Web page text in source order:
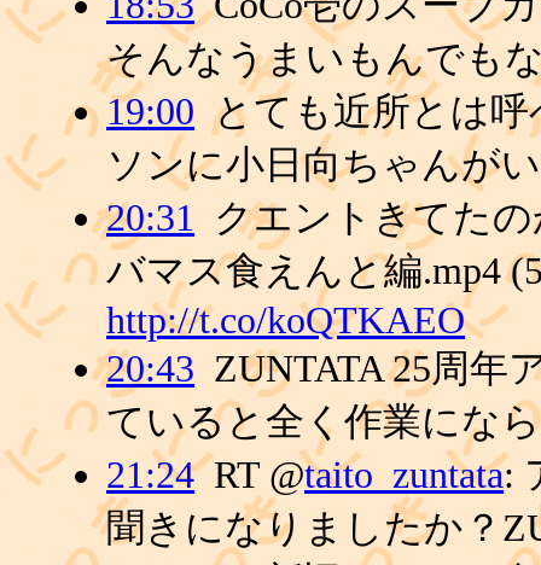
そんなうまいもんでも
19:00 とても近所とは
ソンに小日向ちゃんが
20:31 クエントきてた
バマス食えんと編.mp4
http://t.co/koQTKAEO
20:43 ZUNTATA 25周年
ていると全く作業にな
21:24 RT @taito_zuntata:
聞きになりましたか？